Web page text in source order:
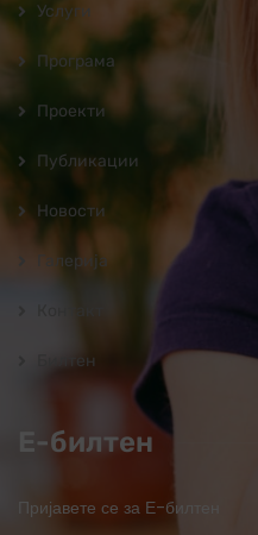
Услуги
Програмa
Проекти
Публикации
Новости
Галерија
Билтен
Е-билтен
Пријавете се за Е-билтен